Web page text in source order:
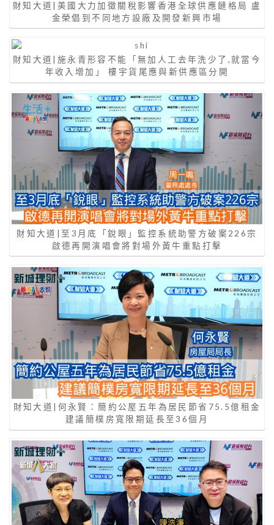
財知大道|美國大力加徵關稅影響香港全球供應鏈格局 盧
金榮倡到不同地方設廠及開發新興市場
財知大道|施永青形容不能「無加人工去年洗少了,就當今
年收入增加」 樓宇貨尾應與新供應區分開
財知大道|至3月底「銳眼」監控系統助警方破案226宗
啟德再開演唱會將對場外黃牛重點打擊
財知大道|何永賢：簡約公屋五年為居民節省75.5億租金
建議簡樸房寬限期延長至36個月